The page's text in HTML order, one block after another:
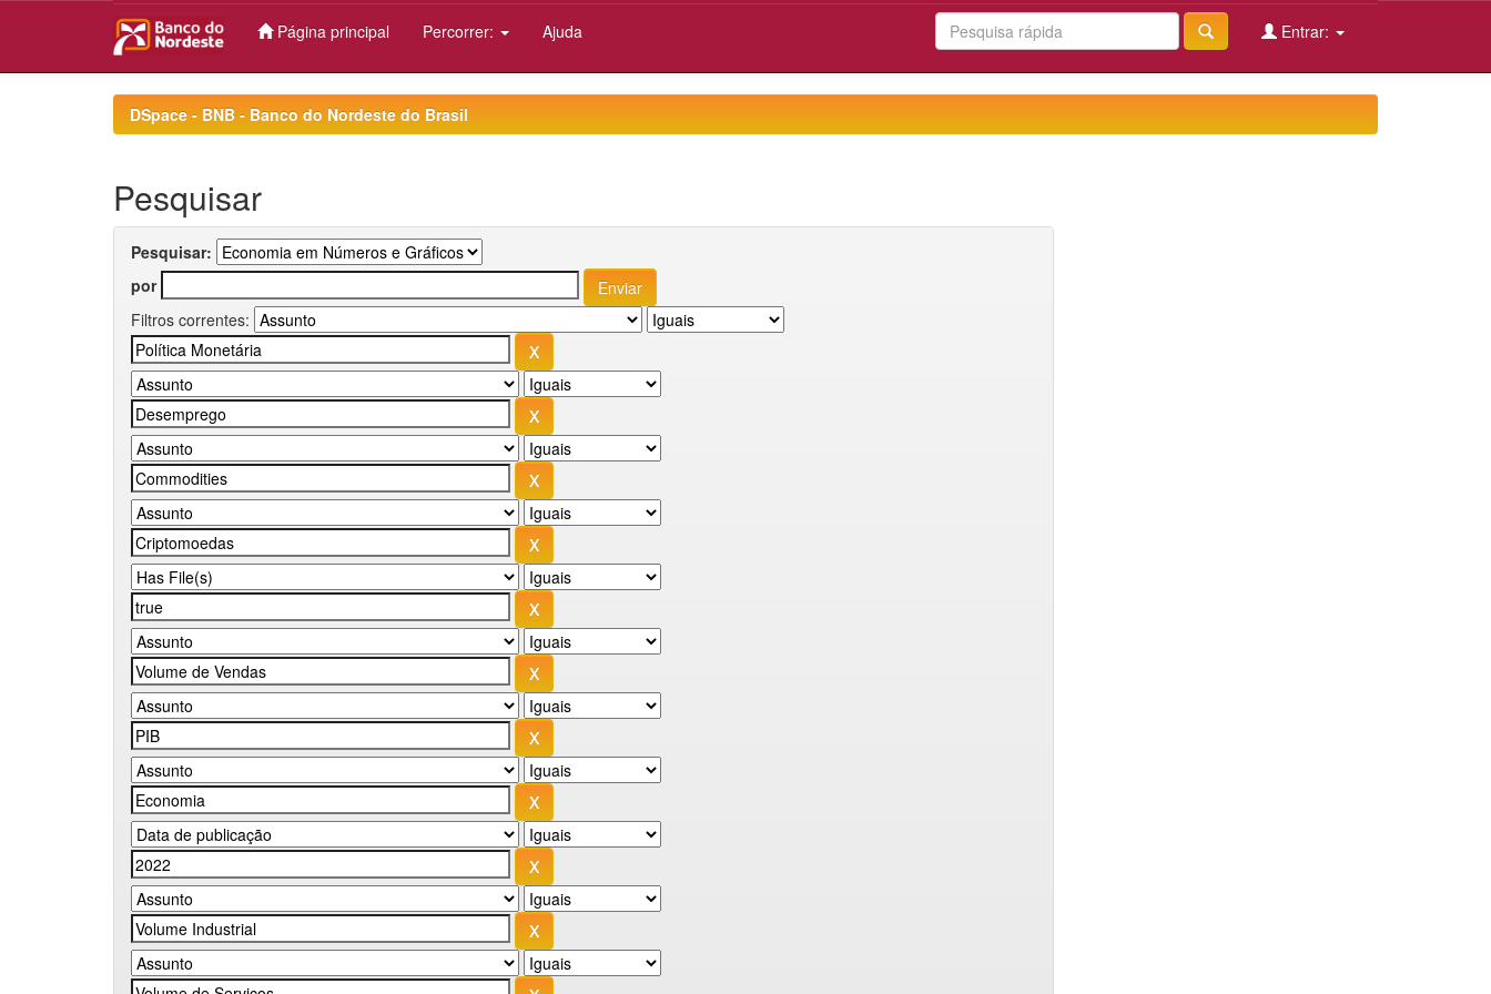
Página principal Percorrer: Ajuda Entrar:
DSpace - BNB - Banco do Nordeste do Brasil
Pesquisar
Pesquisar:
por
Filtros correntes: